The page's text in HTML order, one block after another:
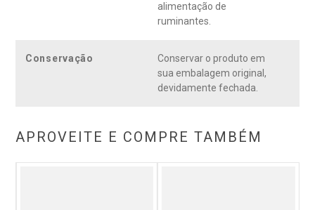
alimentação de
ruminantes.
Conservação
Conservar o produto em
sua embalagem original,
devidamente fechada.
APROVEITE E COMPRE TAMBÉM